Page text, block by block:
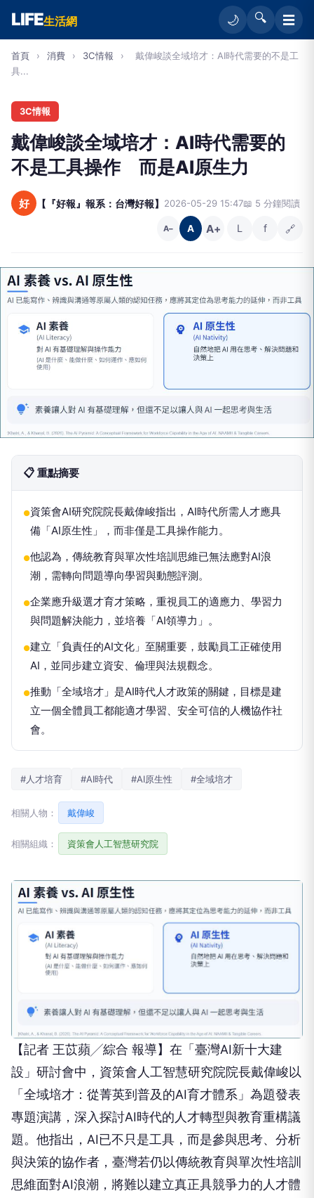
LIFE生活網 🌙 🔍 ☰
首頁 › 消費 › 3C情報 ›
戴偉峻談全域培才：AI時代需要的不是工
具...
3C情報
戴偉峻談全域培才：AI時代需要的
不是工具操作 而是AI原生力
好 【『好報』報系：台灣好報】 2026-05-29 15:47📖 5 分鐘閱讀
A− A A+ L f 🔗
📋 重點摘要
●資策會AI研究院院長戴偉峻指出，AI時代所需人才應具
備「AI原生性」，而非僅是工具操作能力。
●他認為，傳統教育與單次性培訓思維已無法應對AI浪
潮，需轉向問題導向學習與動態評測。
●企業應升級選才育才策略，重視員工的適應力、學習力
與問題解決能力，並培養「AI領導力」。
●建立「負責任的AI文化」至關重要，鼓勵員工正確使用
AI，並同步建立資安、倫理與法規觀念。
●推動「全域培才」是AI時代人才政策的關鍵，目標是建
立一個全體員工都能適才學習、安全可信的人機協作社
會。
#人才培育 #AI時代 #AI原生性 #全域培才
相關人物： 戴偉峻
相關組織： 資策會人工智慧研究院
【記者 王苡蘋╱綜合 報導】在「臺灣AI新十大建
設」研討會中，資策會人工智慧研究院院長戴偉峻以
「全域培才：從菁英到普及的AI育才體系」為題發表
專題演講，深入探討AI時代的人才轉型與教育重構議
題。他指出，AI已不只是工具，而是參與思考、分析
與決策的協作者，臺灣若仍以傳統教育與單次性培訓
思維面對AI浪潮，將難以建立真正具競爭力的人才體